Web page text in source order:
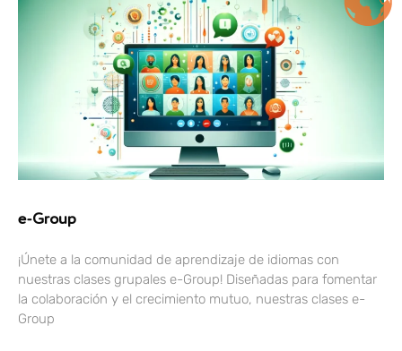
e-Group
¡Únete a la comunidad de aprendizaje de idiomas con
nuestras clases grupales e-Group! Diseñadas para fomentar
la colaboración y el crecimiento mutuo, nuestras clases e-
Group